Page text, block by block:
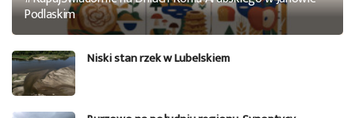
Podlaskim
Niski stan rzek w Lubelskiem